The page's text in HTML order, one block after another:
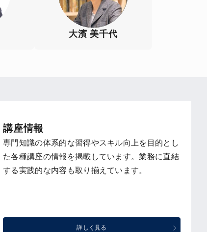
大濱 美千代
講座情報
専門知識の体系的な習得やスキル向上を目的とし
た各種講座の情報を掲載しています。業務に直結
する実践的な内容も取り揃えています。
詳しく見る